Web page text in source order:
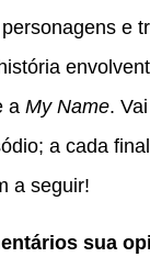
e
a My Name.
a cada
a seguir!
sua